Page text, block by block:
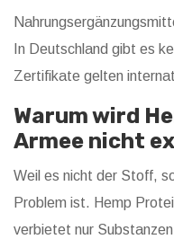
In Deutschland gibt es
Zertifikate gelten
Warum wird
Armee nicht
Weil es nicht der Stoff,
Problem ist. Hemp
verbietet nur